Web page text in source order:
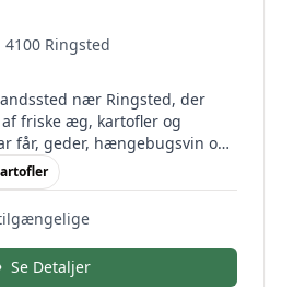
4100 Ringsted
nær Ringsted, der
friske æg, kartofler og
får, geder, hængebugsvin og
efter aftale.
Se Detaljer